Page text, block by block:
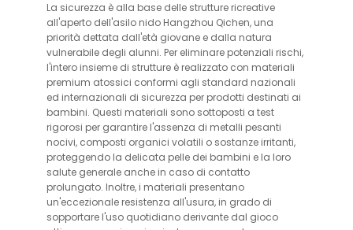
La sicurezza è alla base delle strutture ricreative
all'aperto dell'asilo nido Hangzhou Qichen, una
priorità dettata dall'età giovane e dalla natura
vulnerabile degli alunni. Per eliminare potenziali rischi,
l'intero insieme di strutture è realizzato con materiali
premium atossici conformi agli standard nazionali
ed internazionali di sicurezza per prodotti destinati ai
bambini. Questi materiali sono sottoposti a test
rigorosi per garantire l'assenza di metalli pesanti
nocivi, composti organici volatili o sostanze irritanti,
proteggendo la delicata pelle dei bambini e la loro
salute generale anche in caso di contatto
prolungato. Inoltre, i materiali presentano
un'eccezionale resistenza all'usura, in grado di
sopportare l'uso quotidiano derivante dal gioco